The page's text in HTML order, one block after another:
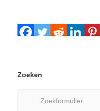
Zoeken
Zoeken